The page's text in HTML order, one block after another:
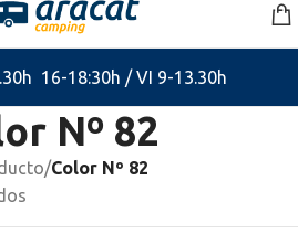
16-18:30h / VI 9-13.30h
Nº 82
/Color Nº 82